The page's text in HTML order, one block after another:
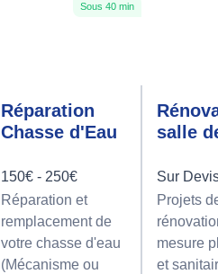
Sous 40 min
Réparation
Chasse d'Eau
150€ - 250€
Réparation et
remplacement de
votre chasse d'eau
(Mécanisme ou
salle
Sur
Projets
mesure
et